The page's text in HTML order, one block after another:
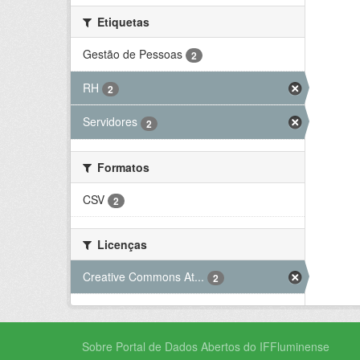
Etiquetas
Gestão de Pessoas
2
RH 2
Servidores 2
Formatos
CSV
2
Licenças
Creative Commons At...
2
Sobre Portal de Dados Abertos do IFFluminense